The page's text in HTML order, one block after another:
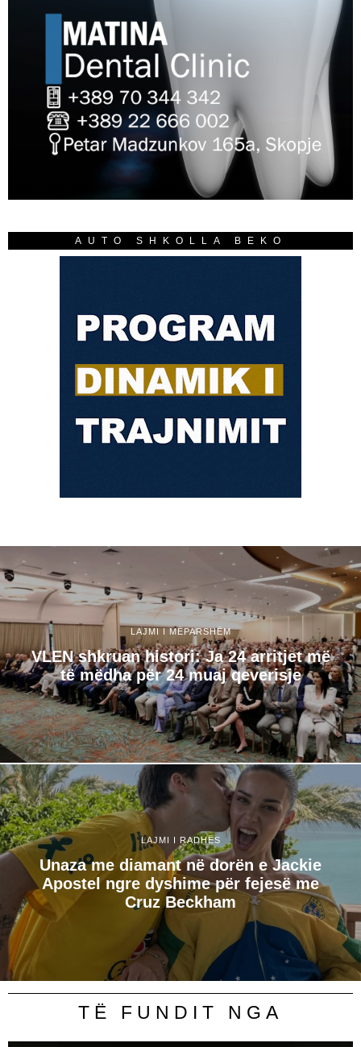
AUTO SHKOLLA BEKO
LAJMI I MËPARSHËM
VLEN shkruan histori: Ja 24 arritjet më
të mëdha për 24 muaj qeverisje
LAJMI I RADHËS
Unaza me diamant në dorën e Jackie
Apostel ngre dyshime për fejesë me
Cruz Beckham
TË FUNDIT NGA